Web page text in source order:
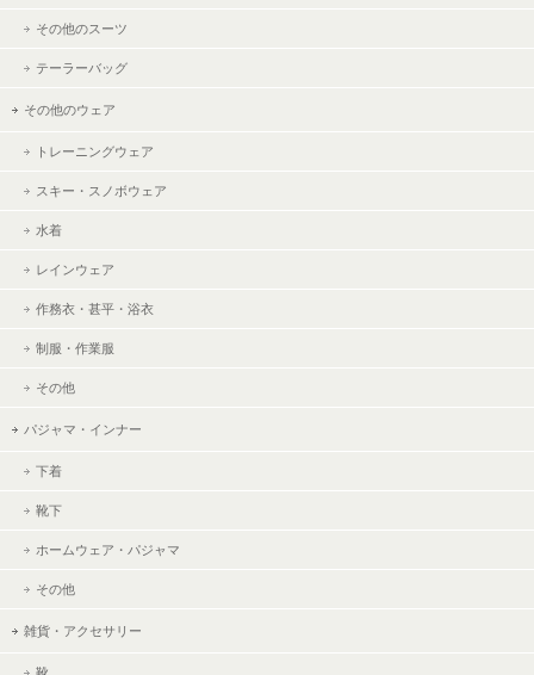
その他のスーツ
テーラーバッグ
その他のウェア
トレーニングウェア
スキー・スノボウェア
水着
レインウェア
作務衣・甚平・浴衣
制服・作業服
その他
パジャマ・インナー
下着
靴下
ホームウェア・パジャマ
その他
雑貨・アクセサリー